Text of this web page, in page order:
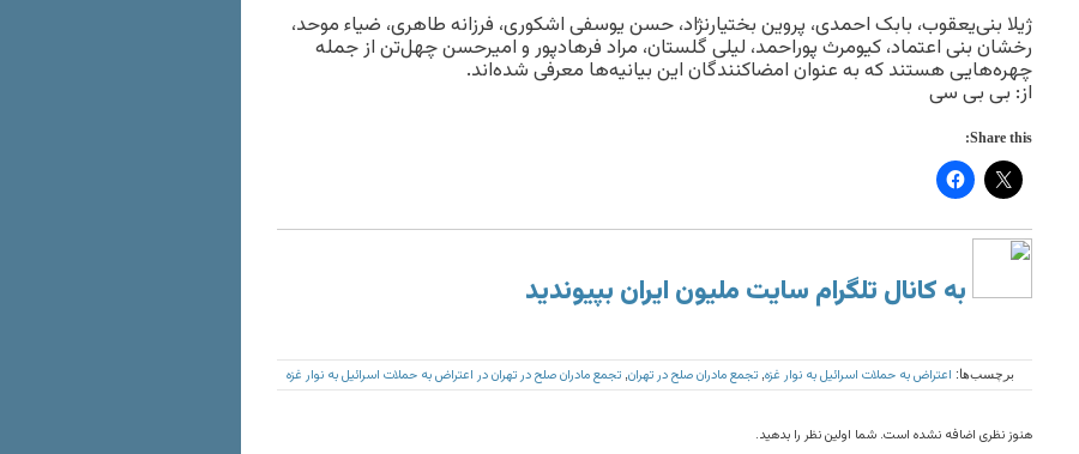
ژیلا بنی‌یعقوب، بابک احمدی، پروین بختیارنژاد، حسن یوسفی اشکوری، فرزانه طاهری، ضیاء موحد،
رخشان بنی اعتماد، کیومرث پوراحمد، لیلی گلستان، مراد فرهادپور و امیرحسن چهل‌تن از جمله
چهره‌هایی هستند که به عنوان امضاکنندگان این بیانیه‌ها معرفی شده‌اند.
از: بی بی سی
Share this:
به کانال تلگرام سایت ملیون ایران بپیوندید
برچسب‌ها: اعتراض به حملات اسرائیل به نوار غزه تجمع مادران صلح در تهران تجمع مادران صلح در تهران در اعتراض به حملات اسرائیل به نوار غزه
هنوز نظری اضافه نشده است. شما اولین نظر را بدهید.